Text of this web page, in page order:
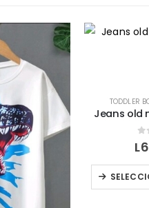
TODDLER
Jeans old
0
L